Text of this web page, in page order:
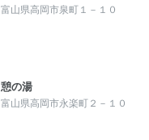
富山県高岡市泉町１－１０
憩の湯
富山県高岡市永楽町２－１０